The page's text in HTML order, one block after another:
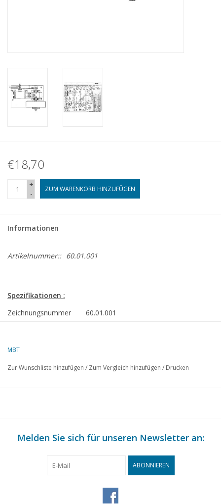
€18,70
+
-
ZUM WARENKORB HINZUFÜGEN
Informationen
Artikelnummer:: 60.01.001
Spezifikationen :
Zeichnungsnummer
60.01.001
Beschreibung
Qualität
Anzahl Blätter A0
0
MBT
Zur Wunschliste hinzufügen / Zum Vergleich hinzufügen / Drucken
Melden Sie sich für unseren Newsletter an:
ABONNIEREN